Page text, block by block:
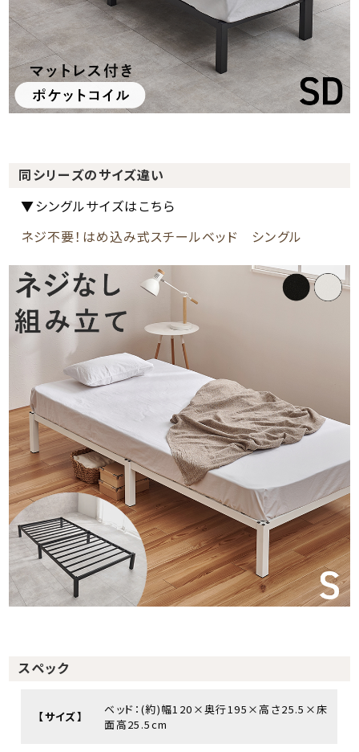
同シリーズのサイズ違い
▼シングルサイズはこちら
ネジ不要！はめ込み式スチールベッド シングル
スペック
【サイズ】
ベッド：(約)幅120×奥行195×高さ25.5×床
面高25.5cm